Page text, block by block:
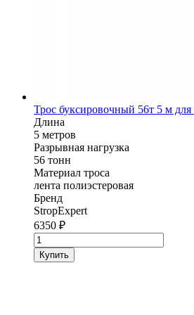
Трос буксировочный 56т 5 м
Длина
5 метров
Разрывная нагрузка
56 тонн
Материал троса
лента полиэстеровая
Бренд
StropExpert
6350 ₽
Количество
товара
Трос
Купить